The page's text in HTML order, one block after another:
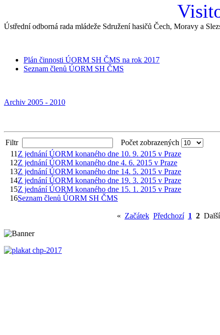
Ústřední odborná rada mládeže Sdružení hasičů Čech, Moravy a
Plán činnosti ÚORM SH ČMS na rok 2017
Seznam členů ÚORM SH ČMS
Archiv 2005 - 2010
Filtr
Počet zobrazených
11 Z jednání ÚORM konaného dne 10. 9. 2015 v Praze
12Z jednání ÚORM konaného dne 4. 6. 2015 v Praze
13Z jednání ÚORM konaného dne 14. 5. 2015 v Praze
14Z jednání ÚORM konaného dne 19. 3. 2015 v Praze
15Z jednání ÚORM konaného dne 15. 1. 2015 v Praze
16Seznam členů ÚORM SH ČMS
« Začátek Předchozí 1 2 Další